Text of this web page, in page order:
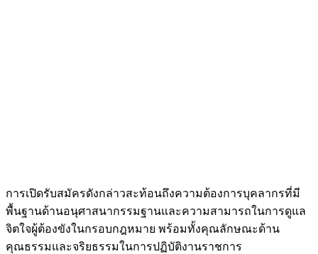
การเปิดรับสมัครดังกล่าวสะท้อนถึงความต้องการบุคลากรที่มี
พื้นฐานด้านอนุศาสนากรรมฐานและความสามารถในการดูแล
จิตใจผู้ต้องขังในกรอบกฎหมาย พร้อมทั้งคุณลักษณะด้าน
คุณธรรมและจริยธรรมในการปฏิบัติงานราชการ